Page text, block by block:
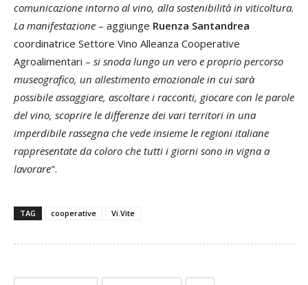
comunicazione intorno al vino, alla sostenibilità in viticoltura.
La manifestazione – aggiunge Ruenza Santandrea
coordinatrice Settore Vino Alleanza Cooperative
Agroalimentari – si snoda lungo un vero e proprio percorso
museografico, un allestimento emozionale in cui sarà
possibile assaggiare, ascoltare i racconti, giocare con le parole
del vino, scoprire le differenze dei vari territori in una
imperdibile rassegna che vede insieme le regioni italiane
rappresentate da coloro che tutti i giorni sono in vigna a
lavorare".
TAG cooperative Vi.Vite